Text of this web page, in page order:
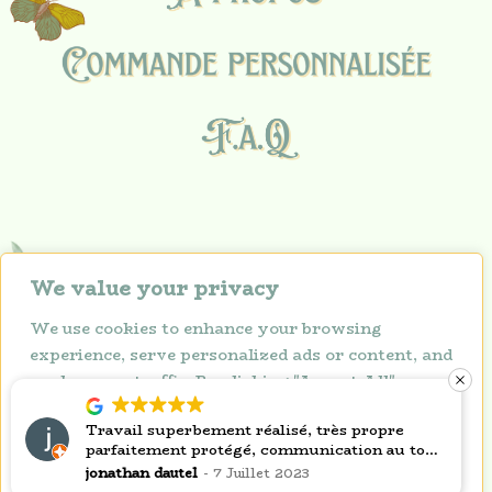
We value your privacy
We use cookies to enhance your browsing
experience, serve personalized ads or content, and
analyze our traffic. By clicking "Accept All", you
consent to our use of cookies.
Customize Reject All Accept All
Politique de confidentialité
Copyright © 2026 Lunarium
Travail superbement réalisé, très propre
parfaitement protégé, communication au top
nous avons déjà prévu de commander d autre
jonathan dautel 7 Juillet 2023